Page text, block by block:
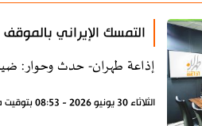
التمسك الإيراني بالموقف
إذاعة طهران- حدث وحوار:
الثلاثاء 30 يونيو 2026 - 08:53 بتوقيت طهران